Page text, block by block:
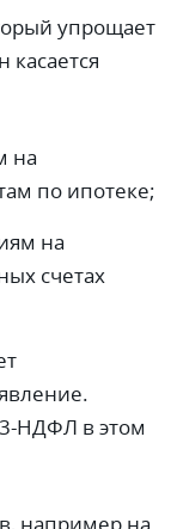
упрощает
на
по ипотеке;
на
счетах
НДФЛ в этом